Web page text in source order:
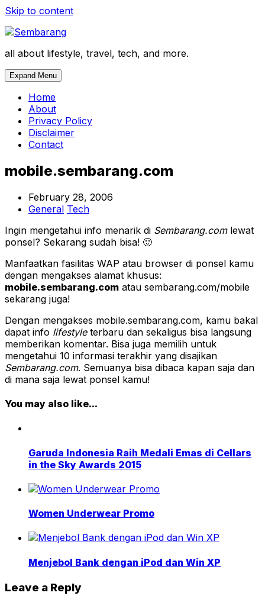
Skip to content
all about lifestyle, travel, tech, and more.
Expand Menu
Home
About
Privacy Policy
Disclaimer
Contact
mobile.sembarang.com
February 28, 2006
General Tech
Ingin mengetahui info menarik di Sembarang.comlewat
ponsel? Sekarang sudah bisa! 🙂
Manfaatkan fasilitas WAP atau browser di ponsel kamu
dengan mengakses alamat khusus:
mobile.sembarang.com atau sembarang.com/mobile
sekarang juga!
Dengan mengakses mobile.sembarang.com, kamu bakal
dapat info lifestyleterbaru dan sekaligus bisa langsung
memberikan komentar. Bisa juga memilih untuk
mengetahui 10 informasi terakhir yang disajikan
Sembarang.com. Semuanya bisa dibaca kapan saja dan
di mana saja lewat ponsel kamu!
You may also like...
Garuda Indonesia Raih Medali Emas di Cellars
in the Sky Awards 2015
Women Underwear Promo
Menjebol Bank dengan iPod dan Win XP
Leave a Reply